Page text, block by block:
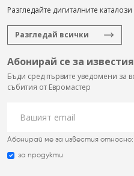
Разгледайте дигиталните
Разгледай всички
Абонирай се за известия
Бъди сред първите уведомени за
събития от Евромастер
Абонирай ме за известия относно:
за продукти